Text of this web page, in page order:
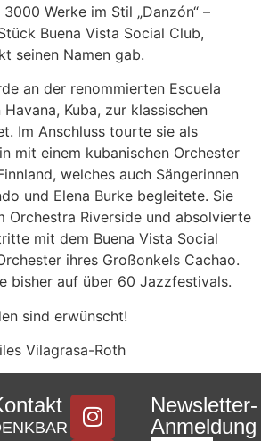
Werke im Stil „Danzón“ –
Buena Vista Social Club,
seinen Namen gab.
an der renommierten Escuela
Kuba, zur klassischen
Im Anschluss tourte sie als
mit einem kubanischen Orchester
welches auch Sängerinnen
und Elena Burke begleitete. Sie
Orchestra Riverside und absolvierte
mit dem Buena Vista Social
ihres Großonkels Cachao.
bisher auf über 60 Jazzfestivals.
sind erwünscht!
Vilagrasa-Roth
Newsletter-
Anmeldung